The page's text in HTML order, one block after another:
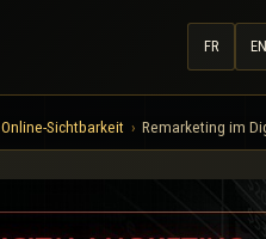
FR EN
Online-Sichtbarkeit Remarketing im